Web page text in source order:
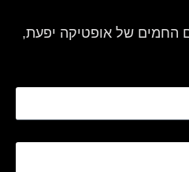
s
a
p
החמים של אופטיקה יפעת,